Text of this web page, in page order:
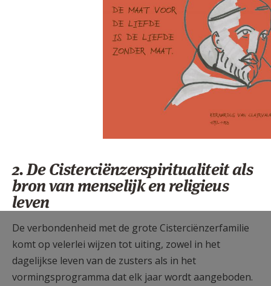
2. De Cisterciënzerspiritualiteit als
bron van menselijk en religieus
leven
De verbondenheid met de grote Cisterciënzerfamilie
komt op velerlei wijzen tot uiting, zowel in het
dagelijkse leven van de zusters als in het
vormingsprogramma dat elk jaar wordt aangeboden.